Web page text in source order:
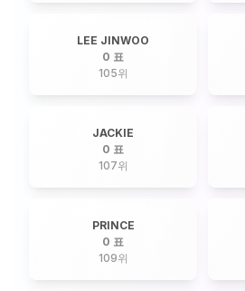
LEE JINWOO
0 표
105위
JACKIE
0 표
107위
PRINCE
0 표
109위